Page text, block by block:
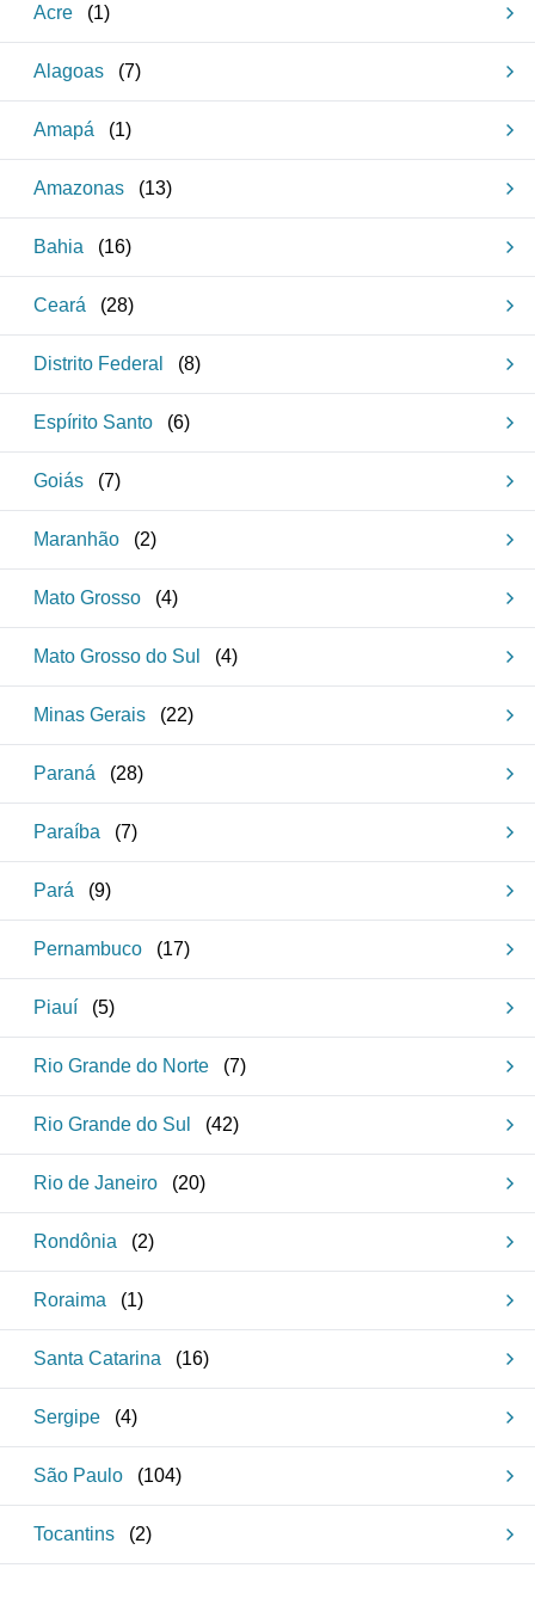
Acre (1)
Alagoas (7)
Amapá (1)
Amazonas (13)
Bahia (16)
Ceará (28)
Distrito Federal (8)
Espírito Santo (6)
Goiás (7)
Maranhão (2)
Mato Grosso (4)
Mato Grosso do Sul (4)
Minas Gerais (22)
Paraná (28)
Paraíba (7)
Pará (9)
Pernambuco (17)
Piauí (5)
Rio Grande do Norte (7)
Rio Grande do Sul (42)
Rio de Janeiro (20)
Rondônia (2)
Roraima (1)
Santa Catarina (16)
Sergipe (4)
São Paulo (104)
Tocantins (2)